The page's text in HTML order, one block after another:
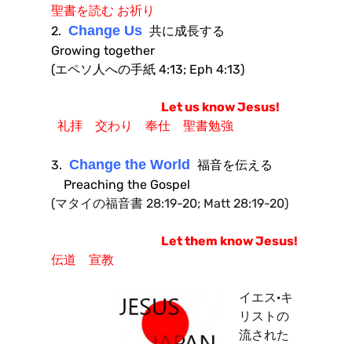
聖書を読む お祈り
2. Change Us 共に成長する
Growing together
(エペソ人への手紙 4:13; Eph 4:13)
Let us know Jesus!
礼拝 交わり 奉仕 聖書勉強
3. Change the World 福音を伝える
Preaching the Gospel
(マタイの福音書 28:19-20; Matt 28:19-20)
Let them know Jesus!
伝道 宣教
イエス·キ
リストの
流された